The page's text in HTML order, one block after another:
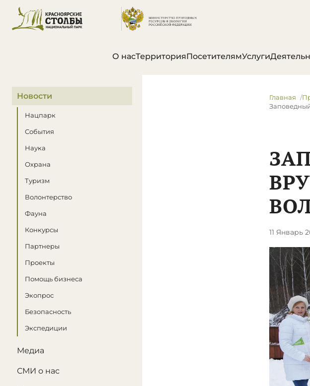
О насТерриторияПосетителямУслуги
В этом разделе
Новости
Нацпарк
События
Наука
Охрана
Туризм
Волонтерство
Фауна
Конкурсы
Партнеры
Проекты
Помощь бизнеса
Экопрос
Безопасность
Экспедиции
Медиа
СМИ о нас
Главная
11 Январь